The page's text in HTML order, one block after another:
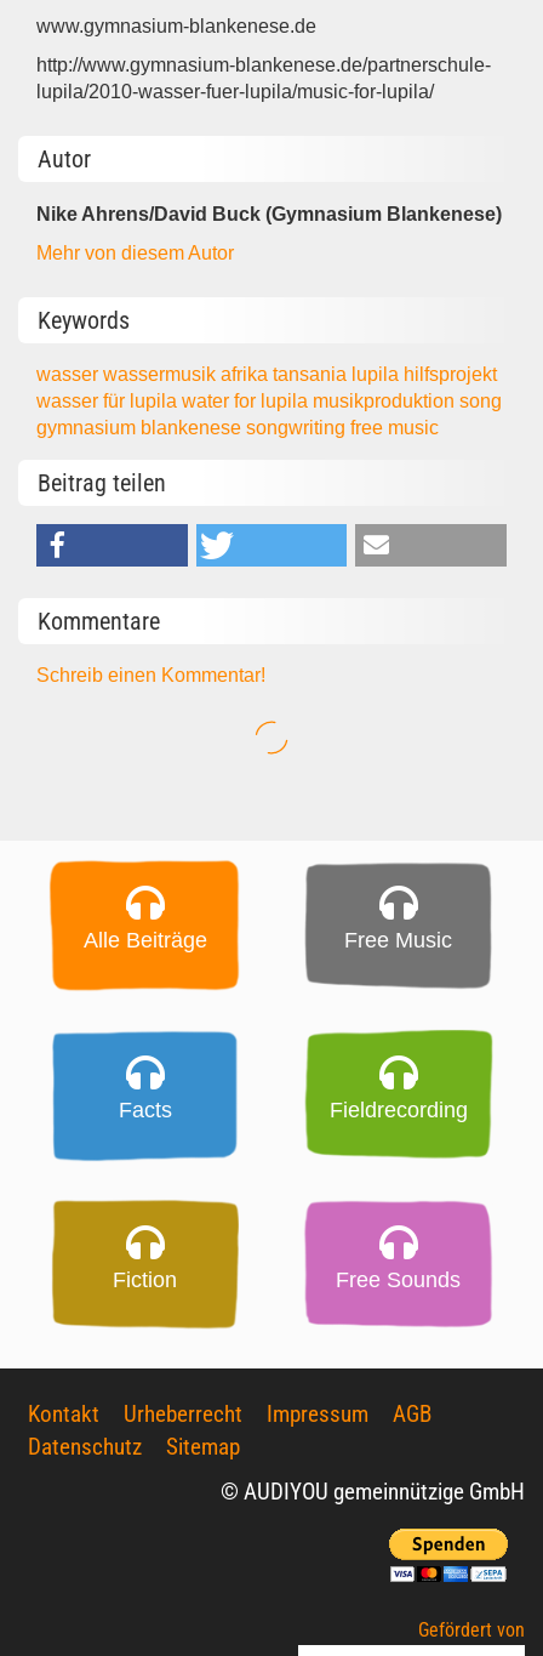
www.gymnasium-blankenese.de
http://www.gymnasium-blankenese.de/partnerschule-
lupila/2010-wasser-fuer-lupila/music-for-lupila/
Autor
Nike Ahrens/David Buck (Gymnasium Blankenese)
Mehr von diesem Autor
Keywords
wasserwassermusikafrikatansania lupila hilfsprojekt
wasser für lupilawater for lupila musikproduktionsong
gymnasium blankenesesongwritingfree music
Beitrag teilen
Kommentare
Schreib einen Kommentar!
Alle Beiträge Free Music
Facts Fieldrecording
Fiction Free Sounds
Kontakt Urheberrecht Impressum
AGB
Datenschutz
Sitemap
© AUDIYOU gemeinnützige GmbH
Gefördert von